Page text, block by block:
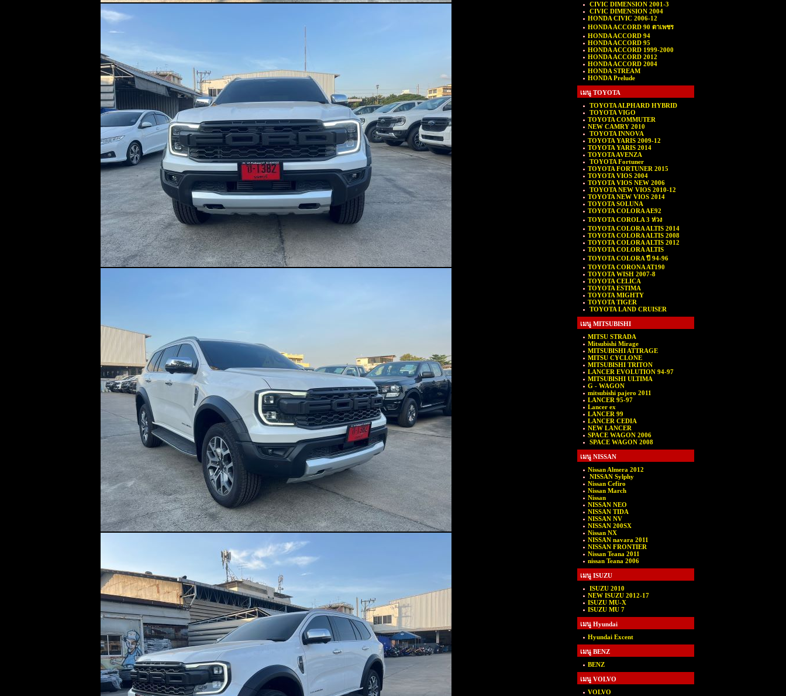
CIVIC DIMENSION 2001-3
CIVIC DIMENSION 2004
HONDA CIVIC 2006-12
HONDA ACCORD 90 ตาเพชร
HONDA ACCORD 94
HONDA ACCORD 95
HONDA ACCORD 1999-2000
HONDA ACCORD 2012
HONDA ACCORD 2004
HONDA STREAM
HONDA Prelude
เมนู TOYOTA
TOYOTA ALPHARD HYBRID
TOYOTA VIGO
TOYOTA COMMUTER
NEW CAMRY 2010
TOYOTA INNOVA
TOYOTA YARIS 2009-12
TOYOTA YARIS 2014
TOYOTA AVENZA
TOYOTA Fortuner
TOYOTA FORTUNER 2015
TOYOTA VIOS 2004
TOYOTA VIOS NEW 2006
TOYOTA NEW VIOS 2010-12
TOYOTA NEW VIOS 2014
TOYOTA SOLUNA
TOYOTA COLORA AE92
TOYOTA COROLA 3 ห่วง
TOYOTA COLORA ALTIS 2014
TOYOTA COLORA ALTIS 2008
TOYOTA COLORA ALTIS 2012
TOYOTA COLORA ALTIS
TOYOTA COLORA ปี 94-96
TOYOTA CORONA AT190
TOYOTA WISH 2007-8
TOYOTA CELICA
TOYOTA ESTIMA
TOYOTA MIGHTY
TOYOTA TIGER
TOYOTA LAND CRUISER
เมนู MITSUBISHI
MITSU STRADA
Mitsubishi Mirage
MITSUBISHI ATTRAGE
MITSU CYCLONE
MITSUBISHI TRITON
LANCER EVOLUTION 94-97
MITSUBISHI ULTIMA
G - WAGON
mitsubishi pajero 2011
LANCER 95-97
Lancer ex
LANCER 99
LANCER CEDIA
NEW LANCER
SPACE WAGON 2006
SPACE WAGON 2008
เมนู NISSAN
Nissan Almera 2012
NISSAN Sylphy
Nissan Cefiro
Nissan March
Nissan
NISSAN NEO
NISSAN TIDA
NISSAN NV
NISSAN 200SX
Nissan NX
NISSAN navara 2011
NISSAN FRONTIER
Nissan Teana 2011
nissan Teana 2006
เมนู ISUZU
ISUZU 2010
NEW ISUZU 2012-17
ISUZU MU-X
ISUZU MU 7
เมนู Hyundai
Hyundai Excent
เมนู BENZ
BENZ
เมนู VOLVO
VOLVO